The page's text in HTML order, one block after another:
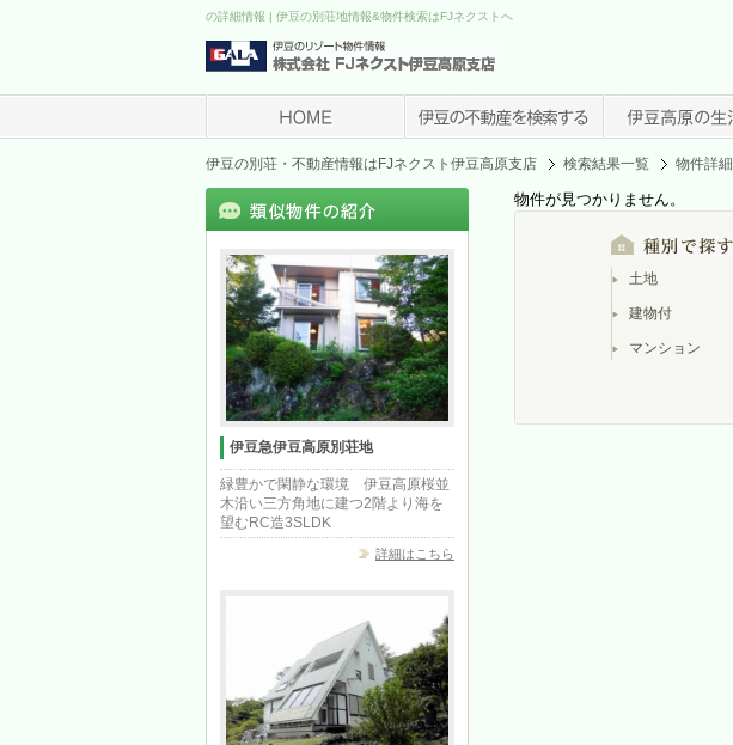
の詳細情報 | 伊豆の別荘地情報&物件検索はFJネクストへ
伊豆の別荘・不動産情報はFJネクスト伊豆高原支店 検索結果一覧 物件詳細
伊豆急伊豆高原別荘地
緑豊かで閑静な環境 伊豆高原桜並
木沿い三方角地に建つ2階より海を
望むRC造3SLDK
詳細はこちら
物件が見つかりません。
土地
建物付
マンション